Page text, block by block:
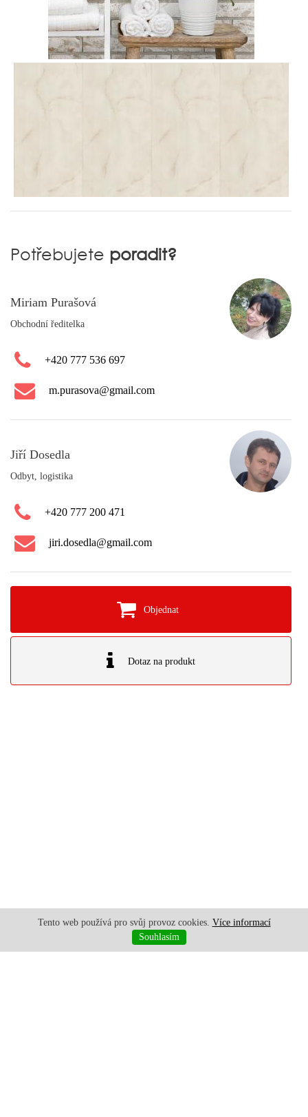
Potřebujete poradit?
Miriam Purašová
Obchodní ředitelka
+420 777 536 697
m.purasova@gmail.com
Jiří Dosedla
Odbyt, logistika
+420 777 200 471
jiri.dosedla@gmail.com
Objednat
Dotaz na produkt
Tento web používá pro svůj provoz cookies. Více informací
Souhlasím